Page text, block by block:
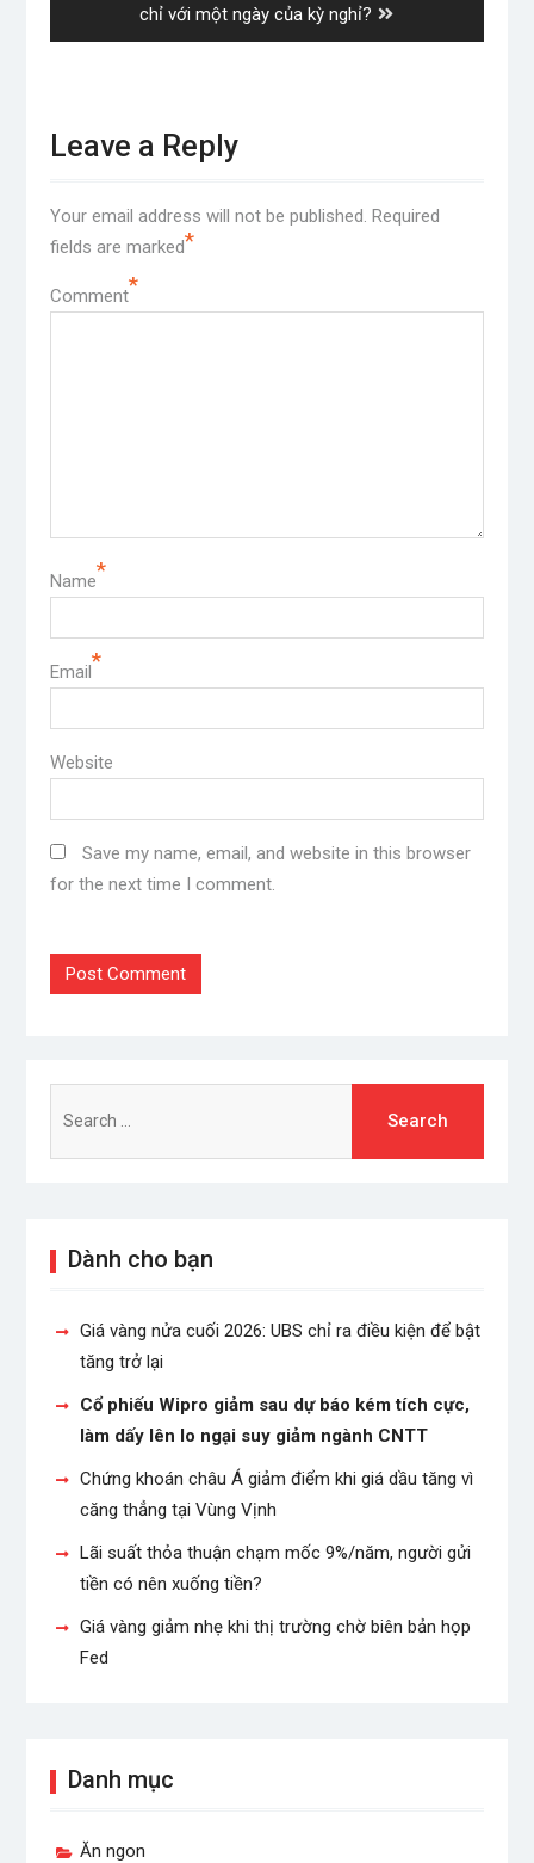
chỉ với một ngày của kỳ nghỉ?
Leave a Reply
Your email address will not be published. Required
fields are marked*
Comment*
Name*
Email*
Website
Save my name, email, and website in this browser
for the next time I comment.
for:
Dành cho bạn
Giá vàng nửa cuối 2026: UBS chỉ ra điều kiện để bật
tăng trở lại
Cổ phiếu Wipro giảm sau dự báo kém tích cực,
làm dấy lên lo ngại suy giảm ngành CNTT
Chứng khoán châu Á giảm điểm khi giá dầu tăng vì
căng thẳng tại Vùng Vịnh
Lãi suất thỏa thuận chạm mốc 9%/năm, người gửi
tiền có nên xuống tiền?
Giá vàng giảm nhẹ khi thị trường chờ biên bản họp
Fed
Danh mục
Ăn ngon